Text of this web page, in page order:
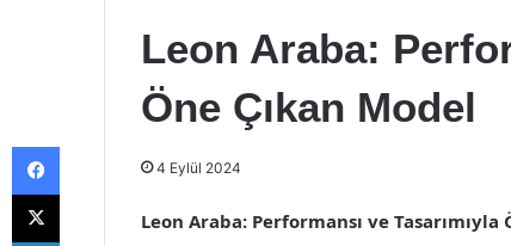
Leon Araba:
Öne Çıkan Model
4 Eylül 2024
Leon Araba: Performansı ve Tasarımıyla
Facebook
X
LinkedIn